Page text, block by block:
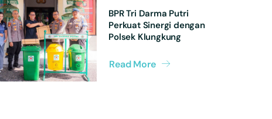
BPR Tri Darma Putri
Perkuat Sinergi dengan
Polsek Klungkung
Read More